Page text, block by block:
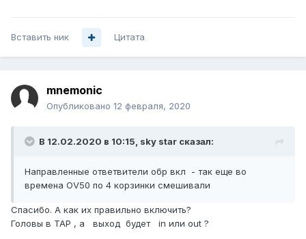
Вставить ник Цитата
mnemonic
Опубликовано 12 февраля, 2020
В 12.02.2020 в 10:15, sky star сказал:
Направленные ответвители обр вкл - так еще во
времена OV50 по 4 корзинки смешивали
Спасибо. А как их правильно включить?
Головы в TAP , а выход будет in или out ?